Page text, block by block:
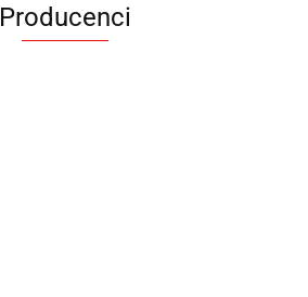
Producenci